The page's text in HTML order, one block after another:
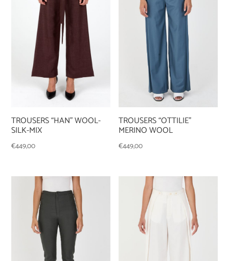
TROUSERS “HAN” WOOL-
SILK-MIX
€449,00
TROUSERS “OTTILIE”
MERINO WOOL
€449,00